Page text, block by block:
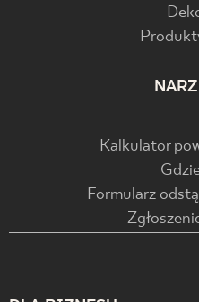
Kalkulator
Formularz